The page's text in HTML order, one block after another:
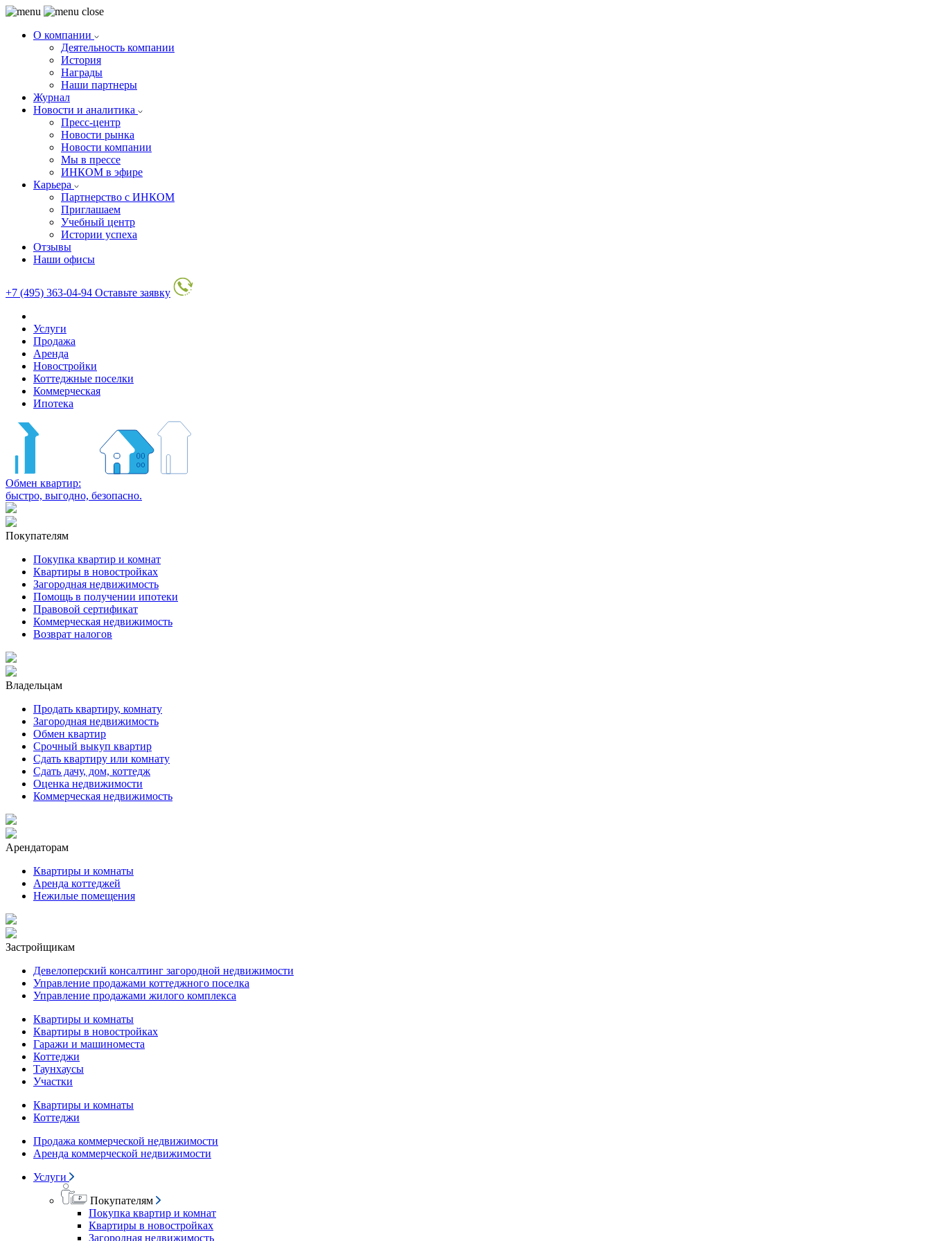
О компании
Деятельность компании
История
Награды
Наши партнеры
Журнал
Новости и аналитика
Пресс-центр
Новости рынка
Новости компании
Мы в прессе
ИНКОМ в эфире
Карьера
Партнерство с ИНКОМ
Приглашаем
Учебный центр
Истории успеха
Отзывы
Наши офисы
+7 (495) 363-04-94 Оставьте заявку
Услуги
Продажа
Аренда
Новостройки
Коттеджные поселки
Коммерческая
Ипотека
Обмен квартир:
быстро, выгодно, безопасно.
Покупателям
Покупка квартир и комнат
Квартиры в новостройках
Загородная недвижимость
Помощь в получении ипотеки
Правовой сертификат
Коммерческая недвижимость
Возврат налогов
Владельцам
Продать квартиру, комнату
Загородная недвижимость
Обмен квартир
Срочный выкуп квартир
Сдать квартиру или комнату
Сдать дачу, дом, коттедж
Оценка недвижимости
Коммерческая недвижимость
Арендаторам
Квартиры и комнаты
Аренда коттеджей
Нежилые помещения
Застройщикам
Девелоперский консалтинг загородной недвижимости
Управление продажами коттеджного поселка
Управление продажами жилого комплекса
Квартиры и комнаты
Квартиры в новостройках
Гаражи и машиноместа
Коттеджи
Таунхаусы
Участки
Квартиры и комнаты
Коттеджи
Продажа коммерческой недвижимости
Аренда коммерческой недвижимости
Услуги
Покупателям
Покупка квартир и комнат
Квартиры в новостройках
Загородная недвижимость